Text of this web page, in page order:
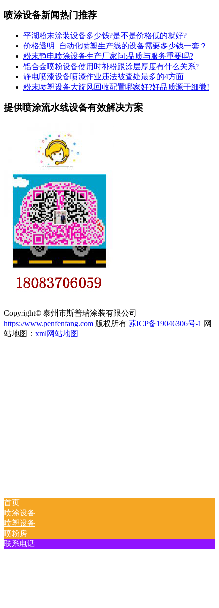
喷涂设备新闻热门推荐
平湖粉末涂装设备多少钱?是不是价格低的就好?
价格透明–自动化喷塑生产线的设备需要多少钱一套？
粉末静电喷涂设备生产厂家问:品质与服务重要吗?
铝合金喷粉设备使用时补粉跟涂层厚度有什么关系?
静电喷漆设备喷漆作业违法被查处最多的4方面
粉末喷塑设备大旋风回收配置哪家好?好品质源于细微!
提供喷涂流水线设备有效解决方案
Copyright© 泰州市斯普瑞涂装有限公司
https://www.penfenfang.com 版权所有 苏ICP备19046306号-1 网
站地图： xml网站地图
首页
喷涂设备
喷塑设备
喷粉房
联系电话